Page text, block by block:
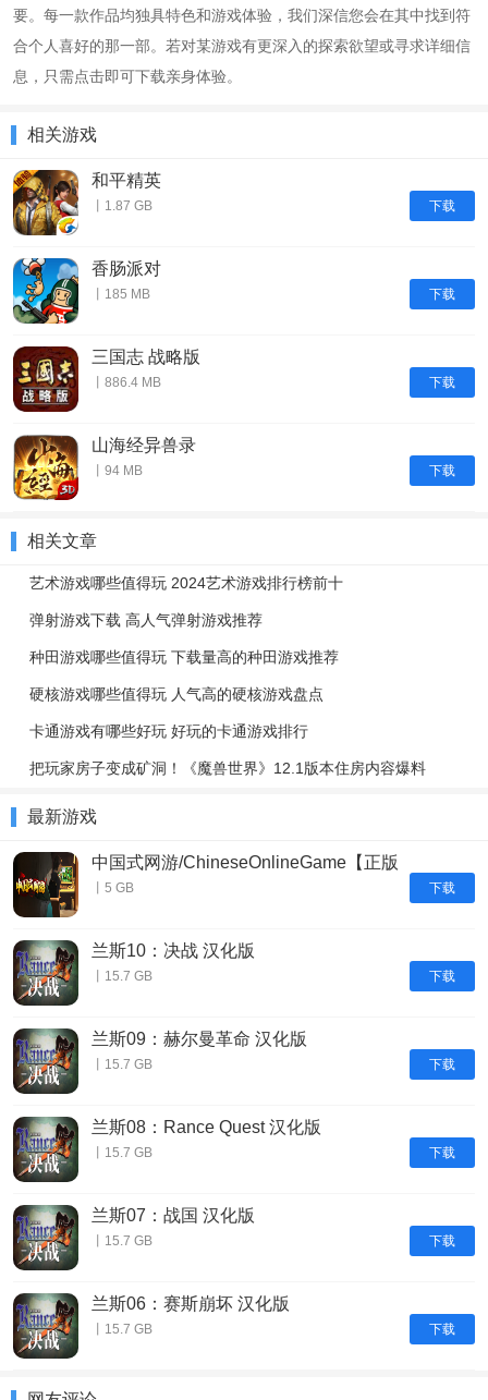
要。每一款作品均独具特色和游戏体验，我们深信您会在其中找到符
合个人喜好的那一部。若对某游戏有更深入的探索欲望或寻求详细信
息，只需点击即可下载亲身体验。
相关游戏
下载
和平精英
丨1.87 GB
下载
香肠派对
丨185 MB
下载
三国志 战略版
丨886.4 MB
下载
山海经异兽录
丨94 MB
相关文章
艺术游戏哪些值得玩 2024艺术游戏排行榜前十
弹射游戏下载 高人气弹射游戏推荐
种田游戏哪些值得玩 下载量高的种田游戏推荐
硬核游戏哪些值得玩 人气高的硬核游戏盘点
卡通游戏有哪些好玩 好玩的卡通游戏排行
把玩家房子变成矿洞！《魔兽世界》12.1版本住房内容爆料
最新游戏
下载
中国式网游/ChineseOnlineGame【正版
账号】
丨5 GB
下载
兰斯10：决战 汉化版
丨15.7 GB
下载
兰斯09：赫尔曼革命 汉化版
丨15.7 GB
下载
兰斯08：Rance Quest 汉化版
丨15.7 GB
下载
兰斯07：战国 汉化版
丨15.7 GB
下载
兰斯06：赛斯崩坏 汉化版
丨15.7 GB